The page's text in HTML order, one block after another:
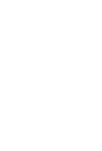
liegt ihr zu